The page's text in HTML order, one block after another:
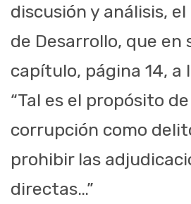
discusión y análisis,
de Desarrollo, que en
capítulo, página 14, a
“Tal es el propósito
corrupción como
prohibir las
directas…”